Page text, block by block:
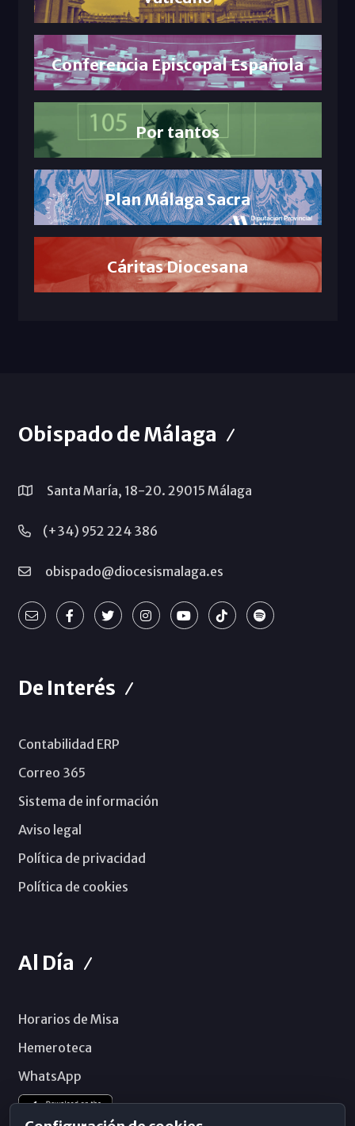
Conferencia Episcopal Española
Por tantos
Plan Málaga Sacra
Cáritas Diocesana
Obispado de Málaga
Santa María, 18-20. 29015 Málaga
(+34) 952 224 386
obispado@diocesismalaga.es
De Interés
Contabilidad ERP
Correo 365
Sistema de información
Aviso legal
Política de privacidad
Política de cookies
Al Día
Horarios de Misa
Hemeroteca
WhatsApp